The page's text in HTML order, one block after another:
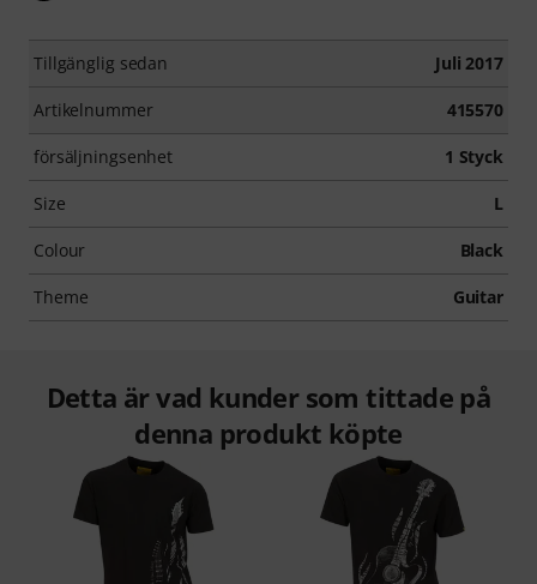
Tillgänglig sedan Juli 2017
Artikelnummer 415570
försäljningsenhet 1 Styck
Size L
Colour Black
Theme Guitar
Detta är vad kunder som tittade på
denna produkt köpte